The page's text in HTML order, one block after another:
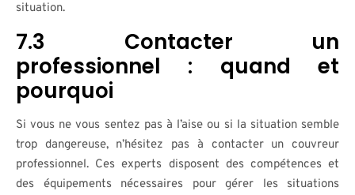
situation.
7.3 Contacter un
professionnel : quand et
pourquoi
Si vous ne vous sentez pas à l’aise ou si la situation semble
trop dangereuse, n’hésitez pas à contacter un couvreur
professionnel. Ces experts disposent des compétences et
des équipements nécessaires pour gérer les situations